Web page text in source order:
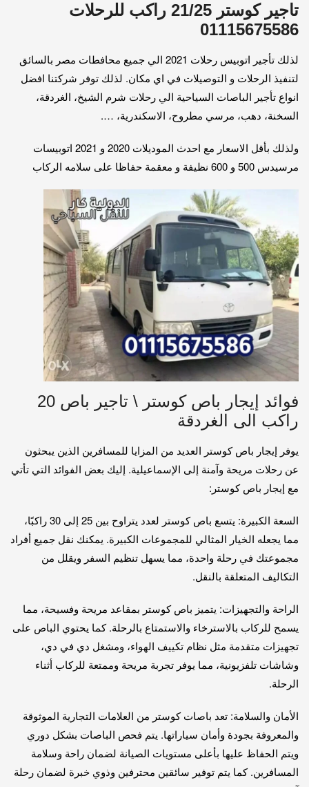
تاجير كوستر 21/25 راكب للرحلات
01115675586
لذلك تأجير اتوبيس رحلات 2021 الي جميع محافطات مصر بالسائق
لتنفيذ الرحلات و التوصيلات في اي مكان. لذلك توفر شركتنا افضل
انواع تأجير الباصات السياحية الي رحلات شرم الشيخ، الغردقة،
السخنة، دهب، مرسي مطروح، الاسكندرية، ….
ولذلك بأقل الاسعار مع احدث الموديلات 2020 و 2021 اتوبيسات
مرسيدس 500 و 600 نظيفة و معقمة حفاظا على سلامه الركاب
فوائد إيجار باص كوستر \ تاجير باص 20
راكب الى الغردقة
يوفر إيجار باص كوستر العديد من المزايا للمسافرين الذين يبحثون
عن رحلات مريحة وآمنة إلى الإسماعيلية. إليك بعض الفوائد التي تأتي
مع إيجار باص كوستر:
السعة الكبيرة: يتسع باص كوستر لعدد يتراوح بين 25 إلى 30 راكبًا،
مما يجعله الخيار المثالي للمجموعات الكبيرة. يمكنك نقل جميع أفراد
مجموعتك في رحلة واحدة، مما يسهل تنظيم السفر ويقلل من
التكاليف المتعلقة بالنقل.
الراحة والتجهيزات: يتميز باص كوستر بمقاعد مريحة وفسيحة، مما
يسمح للركاب بالاسترخاء والاستمتاع بالرحلة. كما يحتوي الباص على
تجهيزات متقدمة مثل نظام تكييف الهواء، ومشغل دي في دي،
وشاشات تلفزيونية، مما يوفر تجربة مريحة وممتعة للركاب أثناء
الرحلة.
الأمان والسلامة: تعد باصات كوستر من العلامات التجارية الموثوقة
والمعروفة بجودة وأمان سياراتها. يتم فحص الباصات بشكل دوري
ويتم الحفاظ عليها بأعلى مستويات الصيانة لضمان راحة وسلامة
المسافرين. كما يتم توفير سائقين محترفين وذوي خبرة لضمان رحلة